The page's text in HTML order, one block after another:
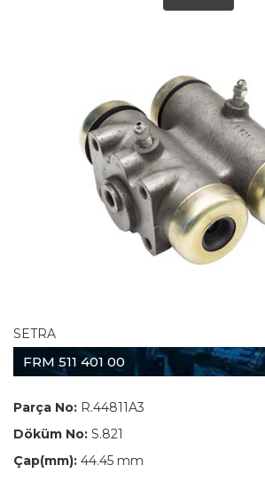
SETRA
FRM 511 401 00
Parça No: R.44811A3
Döküm No: S.821
Çap(mm): 44.45 mm